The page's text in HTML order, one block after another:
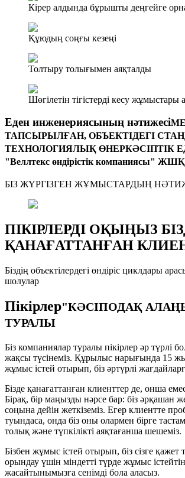
Кірер алдында бұрышты деңгейге
Құюдың соңғы кезеңі
Толтыру толығымен аяқталды
Шөгілетін тігістерді кесу жұмыстары
Еден инженериясының нәтижесі
ТАПСЫРЫЛҒАН, ОБЪЕКТІДЕГІ
ТЕХНОЛОГИЯЛЫҚ ӨНЕРКӘСІПТІК
"Веллтекс өндірістік компаниясы" ЖШҚ
БІЗ ЖҮРГІЗГЕН ЖҰМЫСТАРДЫҢ
ПІКІРЛЕРДІ ОҚЫҢЫЗ
ҚАНАҒАТТАНҒАН
Біздің объектілердегі өндіріс циклдары
шолулар
Пікірлер"КӘСІПОДАҚ
ТУРАЛЫ
Біз компаниялар туралы пікірлер әр түрлі
жақсы түсінеміз. Құрылыс нарығында 15
жұмыс істей отырып, біз әртүрлі
Бізде қанағаттанған клиенттер де, онша
Бірақ, бір маңызды нәрсе бар: біз әрқашан
соңына дейін жеткіземіз. Егер клиентте
туындаса, онда біз оны олармен бірге
толық және түпкілікті аяқтағанша шешеміз.
Бізбен жұмыс істей отырып, біз сізге
орындау үшін міндетті түрде жұмыс
жасайтынымызға сенімді бола аласыз.